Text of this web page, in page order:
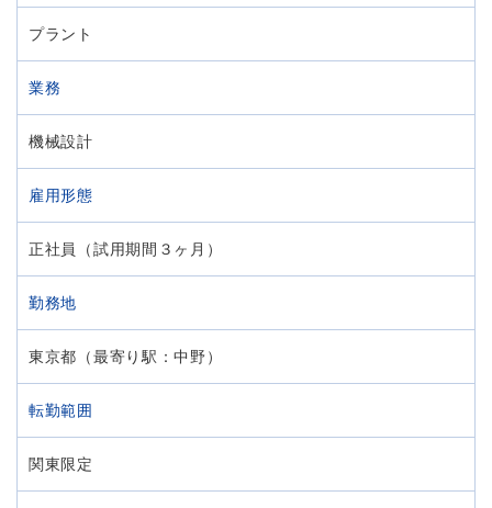
プラント
業務
機械設計
雇用形態
正社員（試用期間３ヶ月）
勤務地
東京都（最寄り駅：中野）
転勤範囲
関東限定